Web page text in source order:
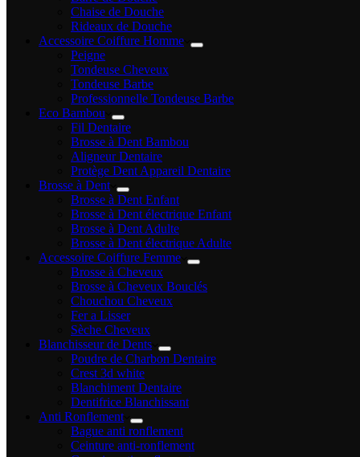
Chaise de Douche
Rideaux de Douche
Accessoire Coiffure Homme
Peigne
Tondeuse Cheveux
Tondeuse Barbe
Professionnelle Tondeuse Barbe
Eco Bambou
Fil Dentaire
Brosse à Dent Bambou
Aligneur Dentaire
Protège Dent Appareil Dentaire
Brosse à Dent
Brosse à Dent Enfant
Brosse à Dent électrique Enfant
Brosse à Dent Adulte
Brosse à Dent électrique Adulte
Accessoire Coiffure Femme
Brosse à Cheveux
Brosse à Cheveux Bouclés
Chouchou Cheveux
Fer a Lisser
Sèche Cheveux
Blanchisseur de Dents
Poudre de Charbon Dentaire
Crest 3d white
Blanchiment Dentaire
Dentifrice Blanchissant
Anti Ronflement
Bague anti ronflement
Ceinture anti-ronflement